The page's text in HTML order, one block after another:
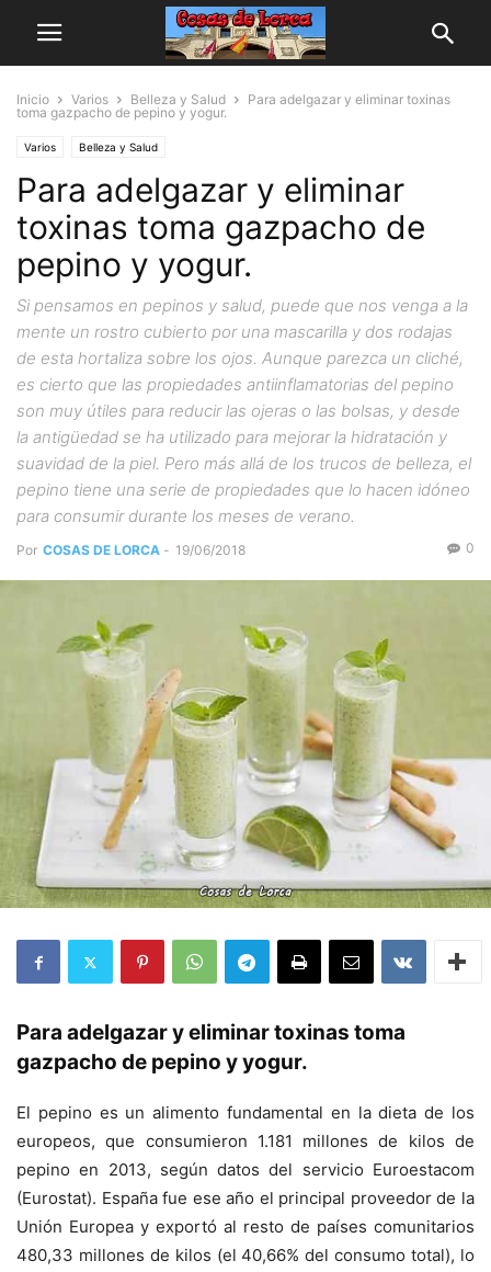
Inicio Varios Belleza y Salud
Para adelgazar y eliminar toxinas
toma gazpacho de pepino y yogur.
Varios Belleza y Salud
Para adelgazar y eliminar
toxinas toma gazpacho de
pepino y yogur.
Si pensamos en pepinos y salud, puede que nos venga a la
mente un rostro cubierto por una mascarilla y dos rodajas
de esta hortaliza sobre los ojos. Aunque parezca un cliché,
es cierto que las propiedades antiinflamatorias del pepino
son muy útiles para reducir las ojeras o las bolsas, y desde
la antigüedad se ha utilizado para mejorar la hidratación y
suavidad de la piel. Pero más allá de los trucos de belleza, el
pepino tiene una serie de propiedades que lo hacen idóneo
para consumir durante los meses de verano.
Por COSAS DE LORCA - 19/06/2018 0
Para adelgazar y eliminar toxinas toma
gazpacho de pepino y yogur.
El pepino es un alimento fundamental en la dieta de los
europeos, que consumieron 1.181 millones de kilos de
pepino en 2013, según datos del servicio Euroestacom
(Eurostat). España fue ese año el principal proveedor de la
Unión Europea y exportó al resto de países comunitarios
480,33 millones de kilos (el 40,66% del consumo total), lo